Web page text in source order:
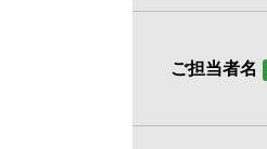
ご担当者名